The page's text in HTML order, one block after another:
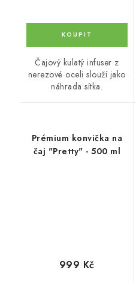
Čajový kulatý infuser z
nerezové oceli slouží jako
náhrada sítka.
Prémium konvička na
čaj "Pretty" - 500 ml
999 Kč